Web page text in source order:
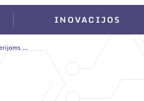
INOVACIJOS
...